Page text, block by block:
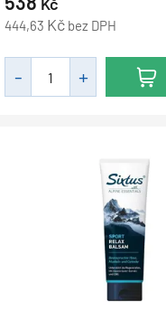
444,63 Kč bez DPH